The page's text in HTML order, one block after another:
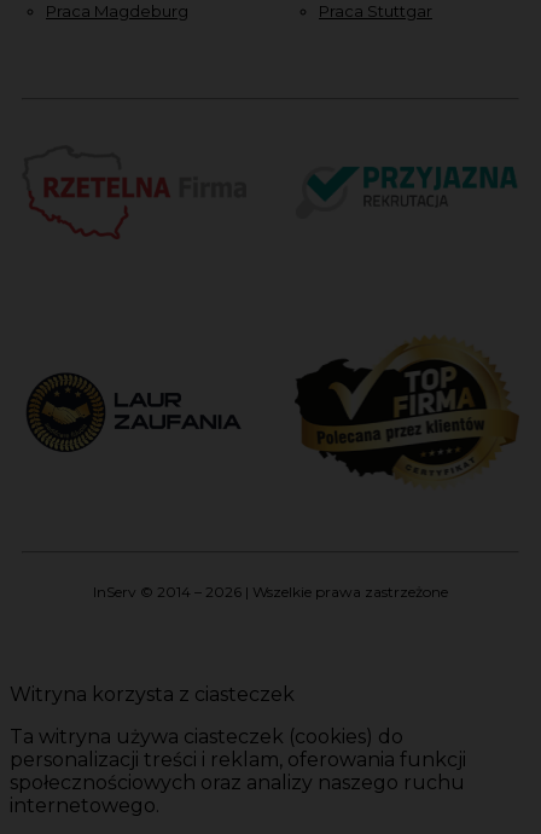
Praca Magdeburg Praca Stuttgar
InServ © 2014 – 2026 | Wszelkie prawa zastrzeżone
Witryna korzysta z ciasteczek
Ta witryna używa ciasteczek (cookies) do
personalizacji treści i reklam, oferowania funkcji
społecznościowych oraz analizy naszego ruchu
internetowego.